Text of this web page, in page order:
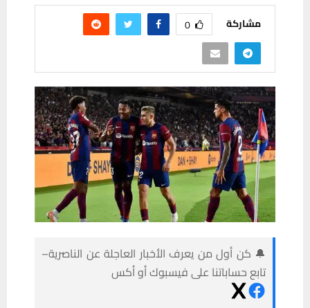
مشاركة 0
🔔 كن أول من يعرف الأخبار العاجلة عن الناصرية–
تابع حساباتنا على فيسبوك أو أكس